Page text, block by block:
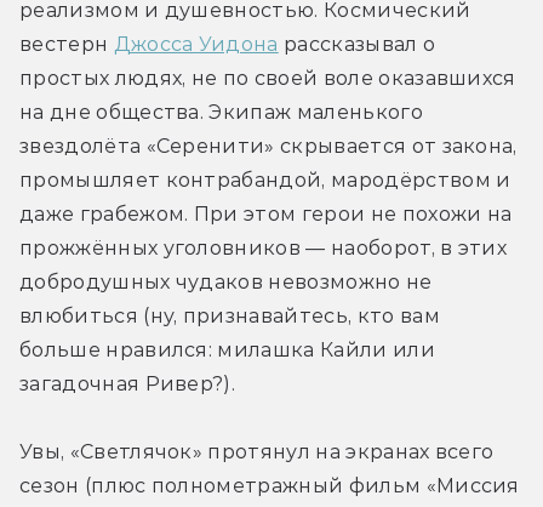
реализмом и душевностью. Космический
вестерн Джосса Уидона рассказывал о
простых людях, не по своей воле оказавшихся
на дне общества. Экипаж маленького
звездолёта «Серенити» скрывается от закона,
промышляет контрабандой, мародёрством и
даже грабежом. При этом герои не похожи на
прожжённых уголовников — наоборот, в этих
добродушных чудаков невозможно не
влюбиться (ну, признавайтесь, кто вам
больше нравился: милашка Кайли или
загадочная Ривер?).
Увы, «Светлячок» протянул на экранах всего
сезон (плюс полнометражный фильм «Миссия